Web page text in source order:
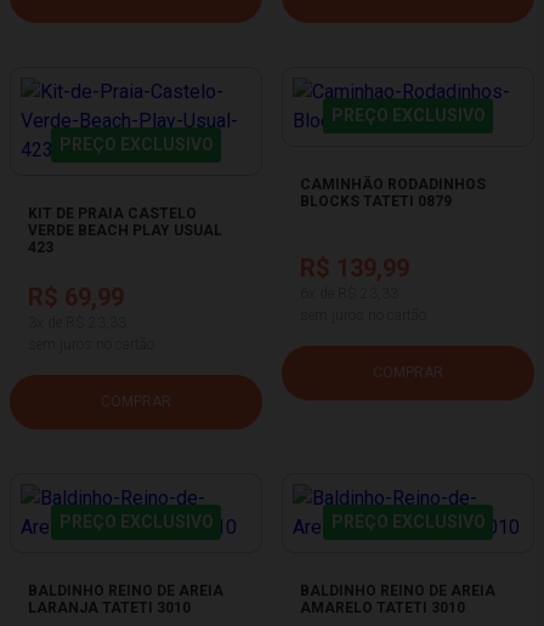
PREÇO EXCLUSIVO
KIT DE PRAIA CASTELO
VERDE BEACH PLAY USUAL
423
R$ 69,99
COMPRAR
PREÇO EXCLUSIVO
CAMINHÃO RODADINHOS
BLOCKS TATETI 0879
R$ 139,99
COMPRAR
PREÇO EXCLUSIVO
BALDINHO REINO DE AREIA
LARANJA TATETI 3010
PREÇO EXCLUSIVO
BALDINHO REINO DE AREIA
AMARELO TATETI 3010